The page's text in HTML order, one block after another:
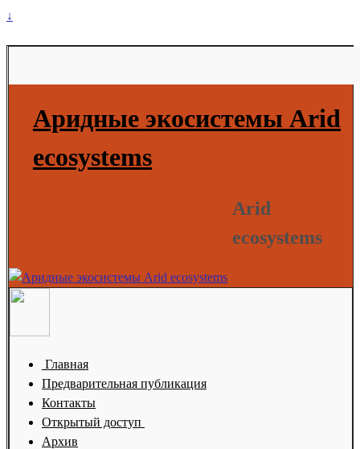
↓
Аридные экосистемы Arid
ecosystems
Arid
ecosystems
Главная
Предварительная публикация
Контакты
Открытый доступ
Архив